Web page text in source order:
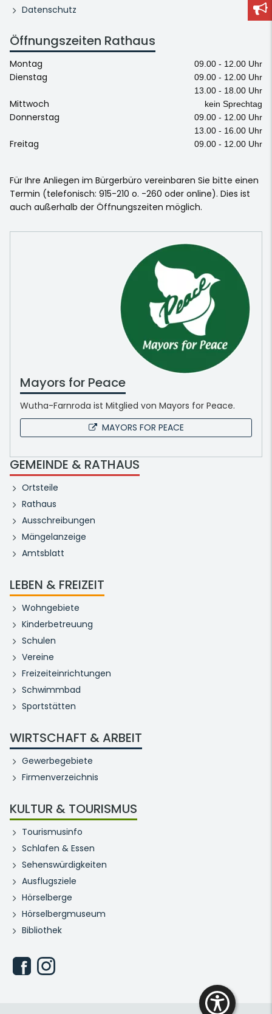
Datenschutz
Öffnungszeiten Rathaus
Montag 09.00 - 12.00 Uhr
Dienstag
09.00 - 12.00 Uhr
13.00 - 18.00 Uhr
Mittwoch kein Sprechtag
Donnerstag
09.00 - 12.00 Uhr
13.00 - 16.00 Uhr
Freitag 09.00 - 12.00 Uhr
Für Ihre Anliegen im Bürgerbüro vereinbaren Sie bitte einen
Termin (telefonisch: 915-210 o. -260 oder online). Dies ist
auch außerhalb der Öffnungszeiten möglich.
Mayors for Peace
Wutha-Farnroda ist Mitglied von Mayors for Peace.
MAYORS FOR PEACE
GEMEINDE & RATHAUS
Ortsteile
Rathaus
Ausschreibungen
Mängelanzeige
Amtsblatt
LEBEN & FREIZEIT
Wohngebiete
Kinderbetreuung
Schulen
Vereine
Freizeiteinrichtungen
Schwimmbad
Sportstätten
WIRTSCHAFT & ARBEIT
Gewerbegebiete
Firmenverzeichnis
KULTUR & TOURISMUS
Tourismusinfo
Schlafen & Essen
Sehenswürdigkeiten
Ausflugsziele
Hörselberge
Hörselbergmuseum
Bibliothek